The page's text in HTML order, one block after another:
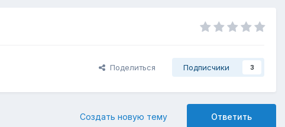
Поделиться Подписчики 3
Ответить
Создать новую тему